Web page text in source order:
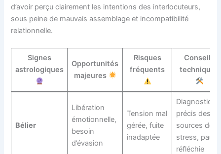
d’avoir perçu clairement les intentions des interlocuteurs,
sous peine de mauvais assemblage et incompatibilité
relationnelle.
Signes
astrologiques
Opportunités
majeures
Risques
fréquents
Conseils
techniques
Bélier
Libération
émotionnelle,
besoin
d’évasion
Tension mal
gérée, fuite
inadaptée
Diagnostic
précis des
sources de
stress, pause
réfléchie